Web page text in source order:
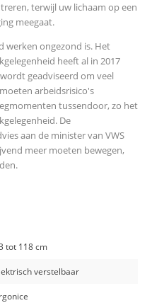
terwijl uw lichaam op een
meegaat.
werken ongezond is. Het
heeft al in 2017
geadviseerd om veel
arbeidsrisico's
tussendoor, zo het
De
aan de minister van VWS
meer moeten bewegen,
tot 118 cm
verstelbaar